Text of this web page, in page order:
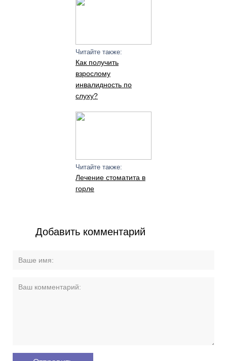
Читайте также:
Как получить
взрослому
инвалидность по
слуху?
Читайте также:
Лечение стоматита в
горле
Добавить комментарий